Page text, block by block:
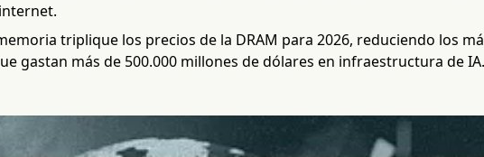
triplique los precios de la DRAM para 2026, reduciendo los
gastan más de 500.000 millones de dólares en infraestructura de IA.